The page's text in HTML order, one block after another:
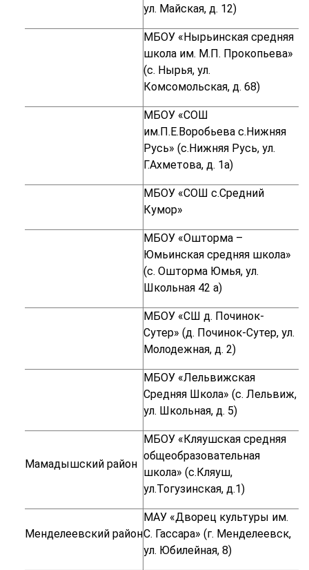
ул. Майская, д. 12)
МБОУ «Нырьинская средняя
школа им. М.П. Прокопьева»
(с. Нырья, ул.
Комсомольская, д. 68)
МБОУ «СОШ
им.П.Е.Воробьева с.Нижняя
Русь» (с.Нижняя Русь, ул.
Г.Ахметова, д. 1а)
МБОУ «СОШ с.Средний
Кумор»
МБОУ «Ошторма –
Юмьинская средняя школа»
(с. Ошторма Юмья, ул.
Школьная 42 а)
МБОУ «СШ д. Починок-
Сутер» (д. Починок-Сутер, ул.
Молодежная, д. 2)
МБОУ «Лельвижская
Средняя Школа» (с. Лельвиж,
ул. Школьная, д. 5)
Мамадышский район
МБОУ «Кляушская средняя
общеобразовательная
школа» (с.Кляуш,
ул.Тогузинская, д.1)
Менделеевский район
МАУ «Дворец культуры им.
С. Гассара» (г. Менделеевск,
ул. Юбилейная, 8)